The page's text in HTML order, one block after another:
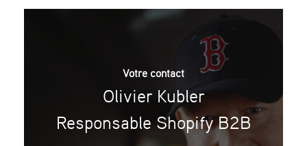
Votre contact
Olivier Kubler
Responsable Shopify B2B